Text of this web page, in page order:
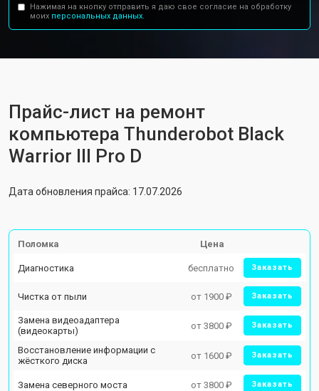
Нажимая на кнопку отправить я даю свое согласие на обработку
моих персональных данных.
Прайс-лист на ремонт
компьютера Thunderobot Black
Warrior III Pro D
Дата обновления прайса: 17.07.2026
Поломка Цена
Диагностика бесплатно Заказать
Чистка от пыли от 1900 ₽ Заказать
Замена видеоадаптера
(видеокарты)
от 3800 ₽ Заказать
Восстановление информации с
жёсткого диска
от 1600 ₽ Заказать
Замена северного моста от 3800 ₽ Заказать